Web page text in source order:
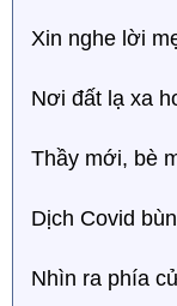
Xin nghe lời
Nơi đất lạ xa
Thầy mới, bè
Dịch Covid
Nhìn ra phía